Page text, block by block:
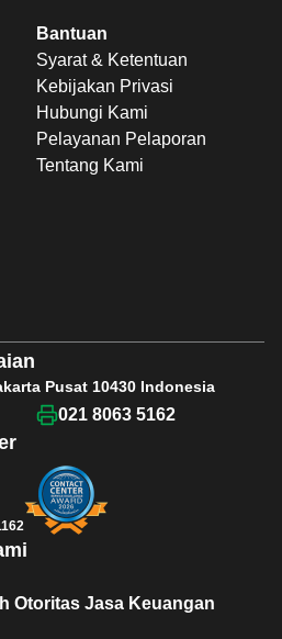
Bantuan
Syarat & Ketentuan
Kebijakan Privasi
Hubungi Kami
Pelayanan Pelaporan
Tentang Kami
Otoritas Jasa Keuangan
Pusat 10430 Indonesia
021 8063 5162